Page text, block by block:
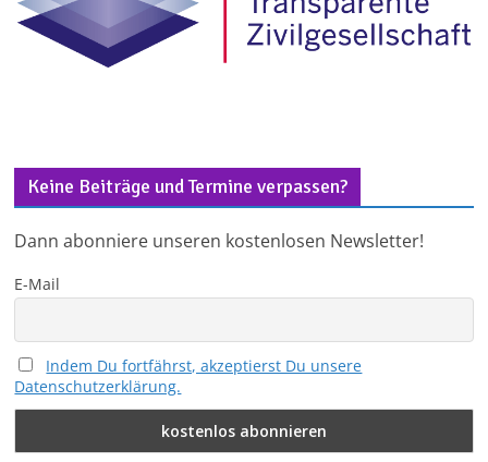
Keine Beiträge und Termine verpassen?
Dann abonniere unseren kostenlosen Newsletter!
E-Mail
Indem Du fortfährst, akzeptierst Du unsere
Datenschutzerklärung.